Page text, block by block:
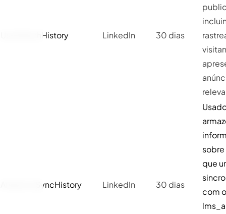
UserMatchHistory LinkedIn 30 dias
AnalyticsSyncHistory LinkedIn 30 dias
sobre
que
com